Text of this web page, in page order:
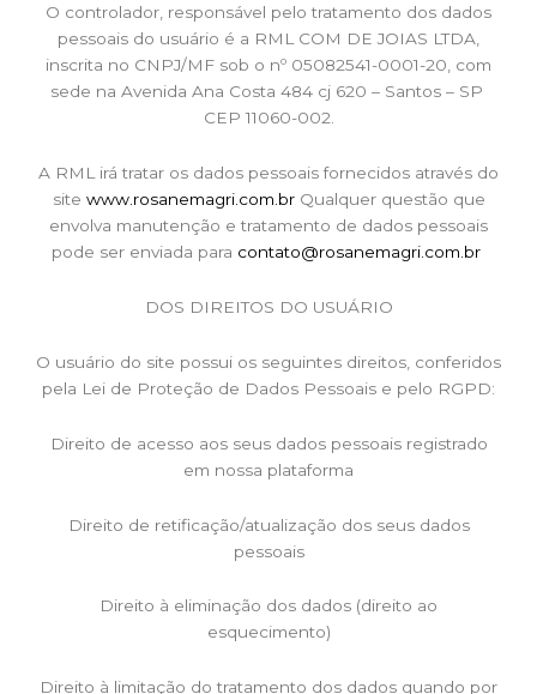
O controlador, responsável pelo tratamento dos dados
pessoais do usuário é a RML COM DE JOIAS LTDA,
inscrita no CNPJ/MF sob o nº 05082541-0001-20, com
sede na Avenida Ana Costa 484 cj 620 – Santos – SP
CEP 11060-002.
A RML irá tratar os dados pessoais fornecidos através do
site www.rosanemagri.com.brQualquer questão que
envolva manutenção e tratamento de dados pessoais
pode ser enviada para contato@rosanemagri.com.br
DOS DIREITOS DO USUÁRIO
O usuário do site possui os seguintes direitos, conferidos
pela Lei de Proteção de Dados Pessoais e pelo RGPD:
Direito de acesso aos seus dados pessoais registrado
em nossa plataforma
Direito de retificação/atualização dos seus dados
pessoais
Direito à eliminação dos dados (direito ao
esquecimento)
Direito à limitação do tratamento dos dados quando por